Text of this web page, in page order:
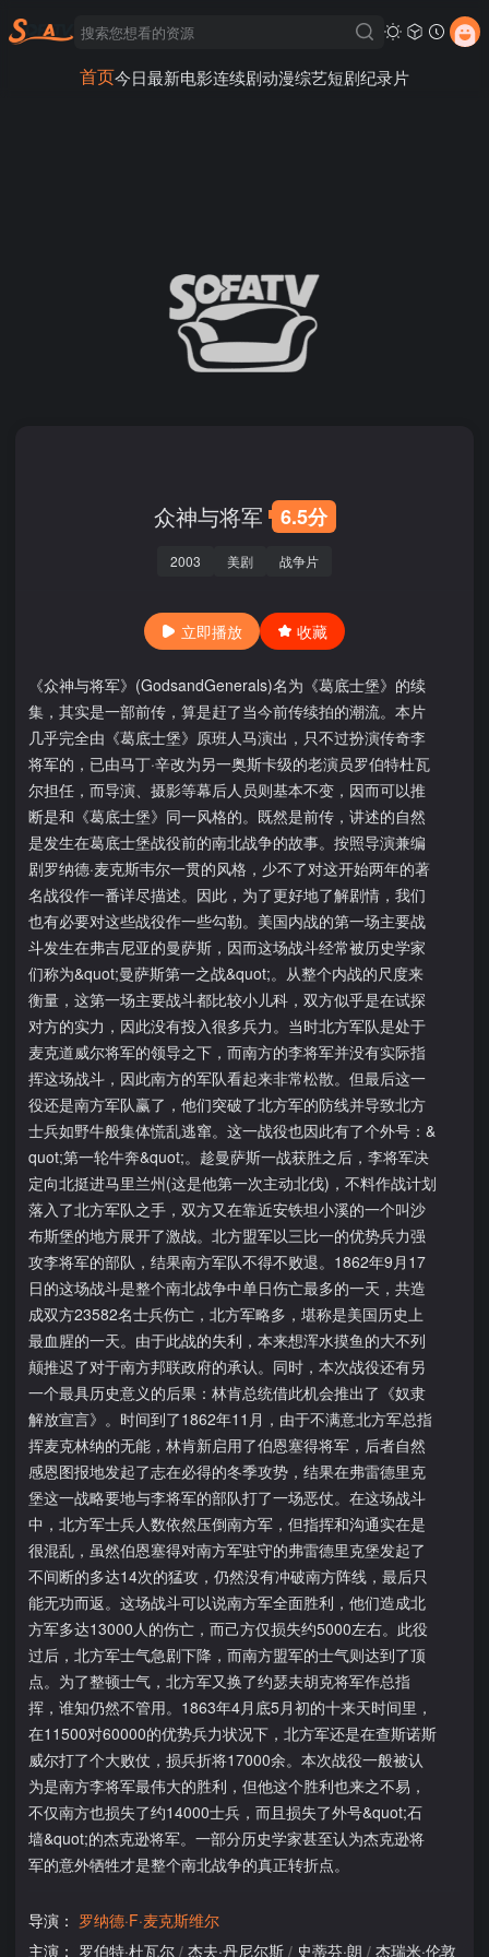
首页今日最新电影连续剧动漫综艺短剧纪录片
众神与将军 6.5分
2003 美剧 战争片
立即播放 收藏
《众神与将军》(GodsandGenerals)名为《葛底士堡》的续
集，其实是一部前传，算是赶了当今前传续拍的潮流。本片
几乎完全由《葛底士堡》原班人马演出，只不过扮演传奇李
将军的，已由马丁·辛改为另一奥斯卡级的老演员罗伯特杜瓦
尔担任，而导演、摄影等幕后人员则基本不变，因而可以推
断是和《葛底士堡》同一风格的。既然是前传，讲述的自然
是发生在葛底士堡战役前的南北战争的故事。按照导演兼编
剧罗纳德·麦克斯韦尔一贯的风格，少不了对这开始两年的著
名战役作一番详尽描述。因此，为了更好地了解剧情，我们
也有必要对这些战役作一些勾勒。美国内战的第一场主要战
斗发生在弗吉尼亚的曼萨斯，因而这场战斗经常被历史学家
们称为&quot;曼萨斯第一之战&quot;。从整个内战的尺度来
衡量，这第一场主要战斗都比较小儿科，双方似乎是在试探
对方的实力，因此没有投入很多兵力。当时北方军队是处于
麦克道威尔将军的领导之下，而南方的李将军并没有实际指
挥这场战斗，因此南方的军队看起来非常松散。但最后这一
役还是南方军队赢了，他们突破了北方军的防线并导致北方
士兵如野牛般集体慌乱逃窜。这一战役也因此有了个外号：&
quot;第一轮牛奔&quot;。趁曼萨斯一战获胜之后，李将军决
定向北挺进马里兰州(这是他第一次主动北伐)，不料作战计划
落入了北方军队之手，双方又在靠近安铁坦小溪的一个叫沙
布斯堡的地方展开了激战。北方盟军以三比一的优势兵力强
攻李将军的部队，结果南方军队不得不败退。1862年9月17
日的这场战斗是整个南北战争中单日伤亡最多的一天，共造
成双方23582名士兵伤亡，北方军略多，堪称是美国历史上
最血腥的一天。由于此战的失利，本来想浑水摸鱼的大不列
颠推迟了对于南方邦联政府的承认。同时，本次战役还有另
一个最具历史意义的后果：林肯总统借此机会推出了《奴隶
解放宣言》。时间到了1862年11月，由于不满意北方军总指
挥麦克林纳的无能，林肯新启用了伯恩塞得将军，后者自然
感恩图报地发起了志在必得的冬季攻势，结果在弗雷德里克
堡这一战略要地与李将军的部队打了一场恶仗。在这场战斗
中，北方军士兵人数依然压倒南方军，但指挥和沟通实在是
很混乱，虽然伯恩塞得对南方军驻守的弗雷德里克堡发起了
不间断的多达14次的猛攻，仍然没有冲破南方阵线，最后只
能无功而返。这场战斗可以说南方军全面胜利，他们造成北
方军多达13000人的伤亡，而己方仅损失约5000左右。此役
过后，北方军士气急剧下降，而南方盟军的士气则达到了顶
点。为了整顿士气，北方军又换了约瑟夫胡克将军作总指
挥，谁知仍然不管用。1863年4月底5月初的十来天时间里，
在11500对60000的优势兵力状况下，北方军还是在查斯诺斯
威尔打了个大败仗，损兵折将17000余。本次战役一般被认
为是南方李将军最伟大的胜利，但他这个胜利也来之不易，
不仅南方也损失了约14000士兵，而且损失了外号&quot;石
墙&quot;的杰克逊将军。一部分历史学家甚至认为杰克逊将
军的意外牺牲才是整个南北战争的真正转折点。
导演： 罗纳德·F·麦克斯维尔
主演： 罗伯特·杜瓦尔 / 杰夫·丹尼尔斯 / 史蒂芬·朗 / 杰瑞米·伦敦